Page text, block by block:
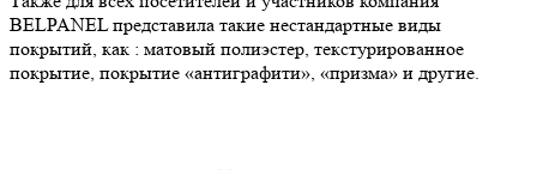
BELPANEL представила такие нестандартные виды
покрытий, как : матовый полиэстер, текстурированное
покрытие, покрытие «антиграфити», «призма» и другие.